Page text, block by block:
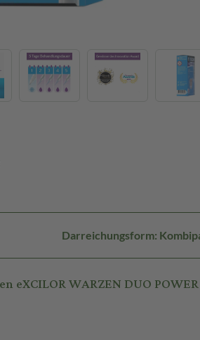
Darreichungsform:
WARZEN DUO POWER